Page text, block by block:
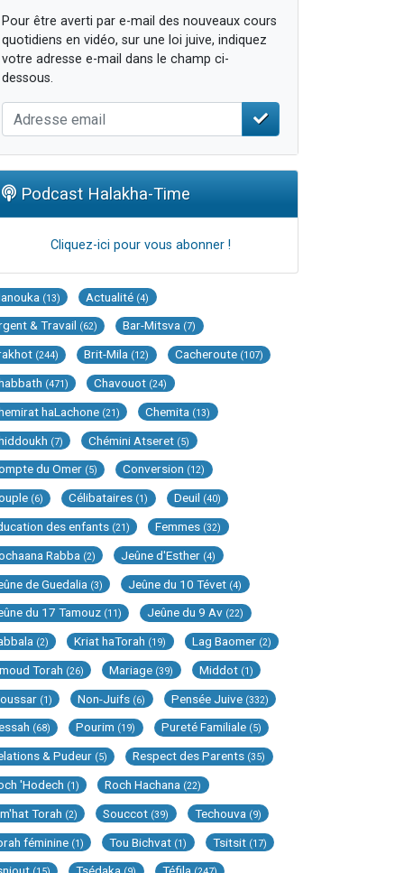
Pour être averti par e-mail des nouveaux cours
quotidiens en vidéo, sur une loi juive, indiquez
votre adresse e-mail dans le champ ci-
dessous.
Podcast Halakha-Time
Cliquez-ici pour vous abonner !
(13) Actualité (4)
& Travail (62) Bar-Mitsva (7)
(244) Brit-Mila (12) Cacheroute (107)
(471) Chavouot (24)
haLachone (21) Chemita (13)
(7) Chémini Atseret (5)
du Omer (5) Conversion (12)
(6) Célibataires (1) Deuil (40)
des enfants (21) Femmes (32)
Rabba (2) Jeûne d'Esther (4)
de Guedalia (3) Jeûne du 10 Tévet (4)
du 17 Tamouz (11) Jeûne du 9 Av (22)
(2) Kriat haTorah (19) Lag Baomer (2)
Torah (26) Mariage (39) Middot (1)
(1) Non-Juifs (6) Pensée Juive (332)
(68) Pourim (19) Pureté Familiale (5)
& Pudeur (5) Respect des Parents (35)
'Hodech (1) Roch Hachana (22)
Torah (2) Souccot (39) Techouva (9)
féminine (1) Tou Bichvat (1) Tsitsit (17)